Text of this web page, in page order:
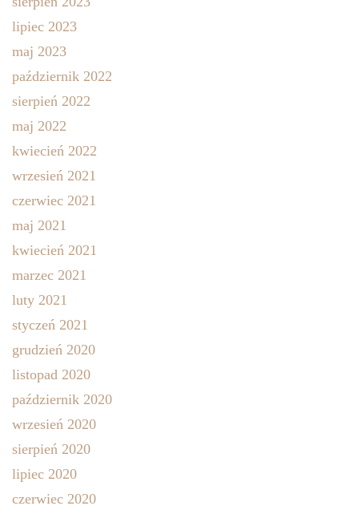
lipiec 2023
maj 2023
październik 2022
sierpień 2022
maj 2022
kwiecień 2022
wrzesień 2021
czerwiec 2021
maj 2021
kwiecień 2021
marzec 2021
luty 2021
styczeń 2021
grudzień 2020
listopad 2020
październik 2020
wrzesień 2020
sierpień 2020
lipiec 2020
czerwiec 2020